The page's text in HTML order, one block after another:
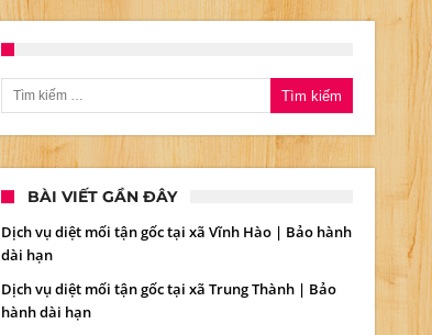
Tìm kiếm cho:
BÀI VIẾT GẦN ĐÂY
Dịch vụ diệt mối tận gốc tại xã Vĩnh Hào | Bảo hành
dài hạn
Dịch vụ diệt mối tận gốc tại xã Trung Thành | Bảo
hành dài hạn